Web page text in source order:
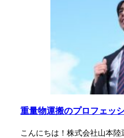
重量物運搬のプロフェッ
こんにちは！株式会社山本